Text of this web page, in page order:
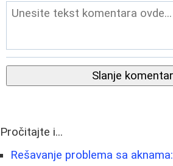
Slanje
Pročitajte i...
Rešavanje problema sa